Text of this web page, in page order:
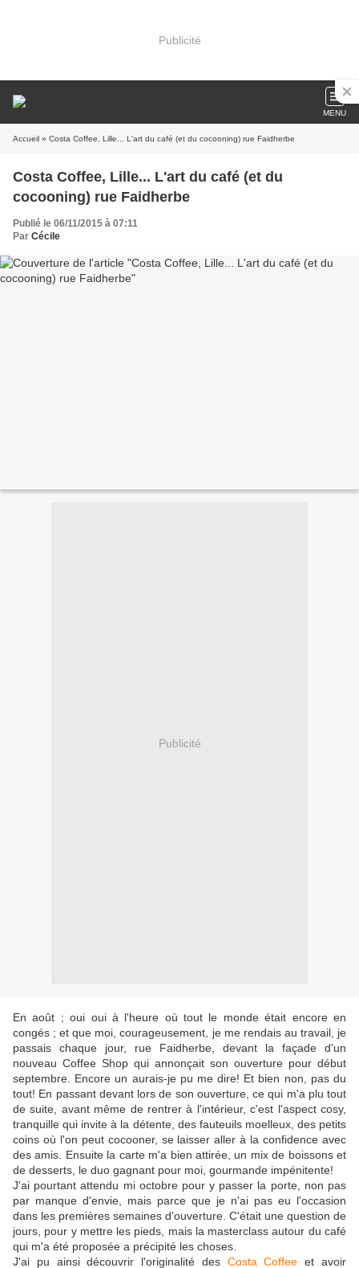
Publicité
MENU
Accueil » Costa Coffee, Lille... L'art du café (et du cocooning) rue Faidherbe
Costa Coffee, Lille... L'art du café (et du
cocooning) rue Faidherbe
Publié le 06/11/2015 à 07:11
Par Cécile
Publicité
En août ; oui oui à l'heure où tout le monde était encore en
congés ; et que moi, courageusement, je me rendais au travail, je
passais chaque jour, rue Faidherbe, devant la façade d'un
nouveau Coffee Shop qui annonçait son ouverture pour début
septembre. Encore un aurais-je pu me dire! Et bien non, pas du
tout! En passant devant lors de son ouverture, ce qui m'a plu tout
de suite, avant même de rentrer à l'intérieur, c'est l'aspect cosy,
tranquille qui invite à la détente, des fauteuils moelleux, des petits
coins où l'on peut cocooner, se laisser aller à la confidence avec
des amis. Ensuite la carte m'a bien attirée, un mix de boissons et
de desserts, le duo gagnant pour moi, gourmande impénitente!
J'ai pourtant attendu mi octobre pour y passer la porte, non pas
par manque d'envie, mais parce que je n'ai pas eu l'occasion
dans les premières semaines d'ouverture. C'était une question de
jours, pour y mettre les pieds, mais la masterclass autour du café
qui m'a été proposée a précipité les choses.
J'ai pu ainsi découvrir l'originalité des Costa Coffee et avoir